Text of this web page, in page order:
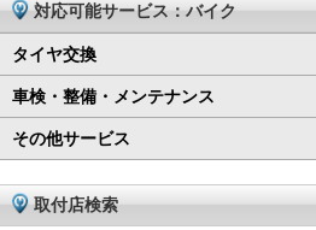
対応可能サービス：バイク
タイヤ交換
車検・整備・メンテナンス
その他サービス
取付店検索